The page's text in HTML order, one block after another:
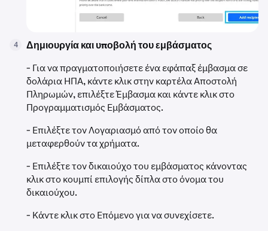
4
Δημιουργία και υποβολή του εμβάσματος
- Για να πραγματοποιήσετε ένα εφάπαξ έμβασμα σε
δολάρια ΗΠΑ, κάντε κλικ στην καρτέλα Αποστολή
Πληρωμών, επιλέξτε Έμβασμα και κάντε κλικ στο
Προγραμματισμός Εμβάσματος.
- Επιλέξτε τον Λογαριασμό από τον οποίο θα
μεταφερθούν τα χρήματα.
- Επιλέξτε τον δικαιούχο του εμβάσματος κάνοντας
κλικ στο κουμπί επιλογής δίπλα στο όνομα του
δικαιούχου.
- Κάντε κλικ στο Επόμενο για να συνεχίσετε.